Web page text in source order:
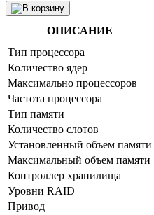
ОПИСАНИЕ
Тип процессора
Количество ядер
Максимально процессоров
Частота процессора
Тип памяти
Количество слотов
Установленный объем памяти
Максимальный объем памяти
Контроллер хранилища
Уровни RAID
Привод